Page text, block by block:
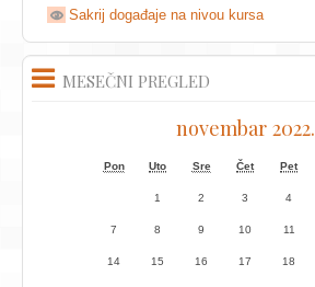
Sakrij događaje na nivou kursa
MESEČNI PREGLED
novembar 2022.
Pon Uto Sre Čet Pet
1 2 3 4
7 8 9 10 11
14 15 16 17 18